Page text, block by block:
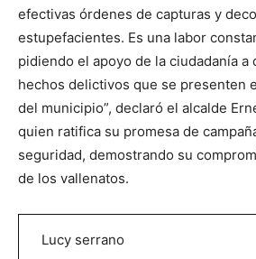
efectivas órdenes de capturas y
estupefacientes. Es una labor
pidiendo el apoyo de la ciudadanía a
hechos delictivos que se presenten
del municipio”, declaró el alcalde
quien ratifica su promesa de
seguridad, demostrando su
de los vallenatos.
Lucy serrano